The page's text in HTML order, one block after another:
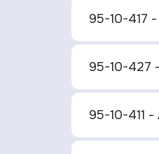
95-10-417
95-10-427
95-10-411